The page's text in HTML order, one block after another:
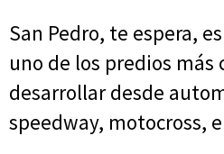
San Pedro, te espera,
uno de los predios
desarrollar desde
speedway, motocross,